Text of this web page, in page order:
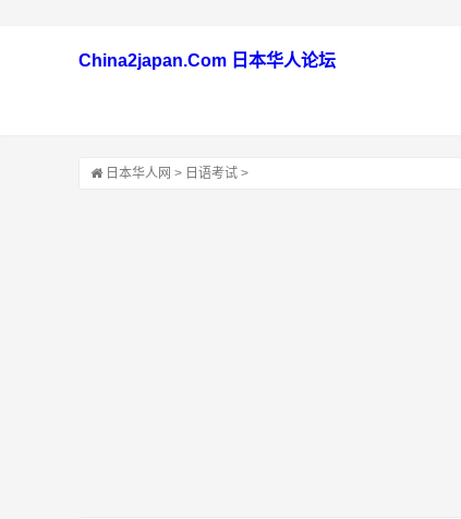
China2japan.Com 日本华人论坛
日本华人网 > 日语考试 >